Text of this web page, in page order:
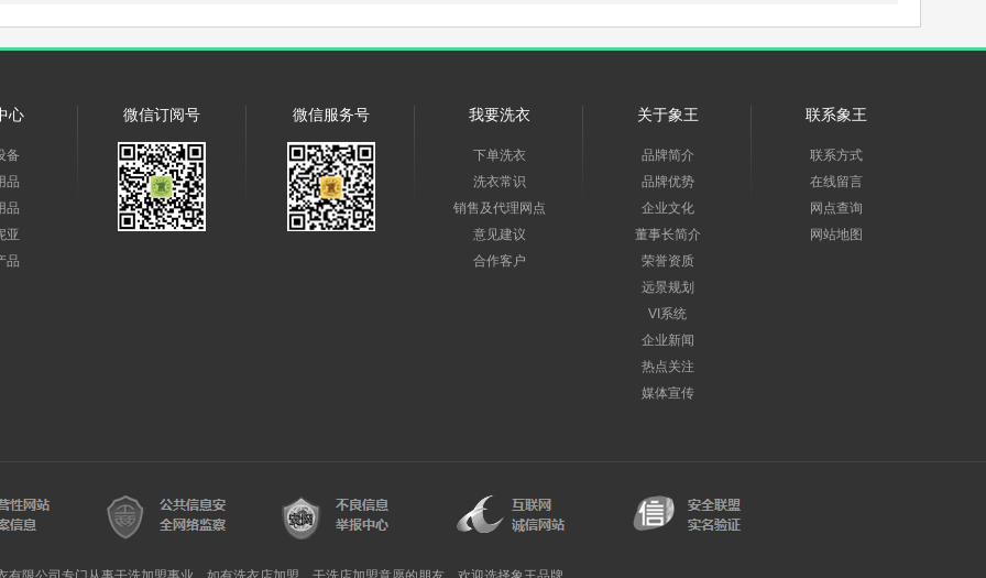
心
备
品
品
亚
品
微信订阅号 微信服务号 我要洗衣
下单洗衣
洗衣常识
销售及代理网点
意见建议
合作客户
关于象王
品牌简介
品牌优势
企业文化
董事长简介
荣誉资质
远景规划
VI系统
企业新闻
热点关注
媒体宣传
联系象王
联系方式
在线留言
网点查询
网站地图